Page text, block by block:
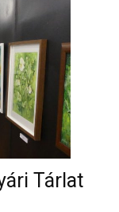
Tárlat